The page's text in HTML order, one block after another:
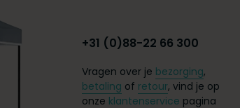
+31 (0)88-22 66 300
Vragen over je bezorging,
betaling of retour, vind je op
onze klantenservice pagina